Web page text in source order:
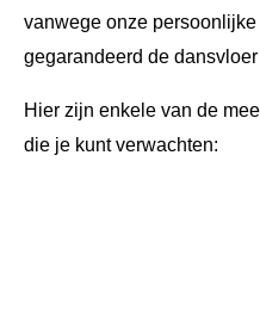
vanwege onze
gegarandeerd de
Hier zijn enkele van de
die je kunt verwachten: